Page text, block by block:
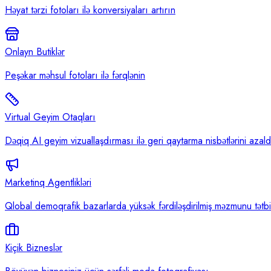
Həyat tərzi fotoları ilə konversiyaları artırın
Onlayn Butiklər
Peşəkar məhsul fotoları ilə fərqlənin
Virtual Geyim Otaqları
Dəqiq AI geyim vizuallaşdırması ilə geri qaytarma nisbətlərini
Marketinq Agentlikləri
Qlobal demoqrafik bazarlarda yüksək fərdiləşdirilmiş məzmunu
Kiçik Bizneslər